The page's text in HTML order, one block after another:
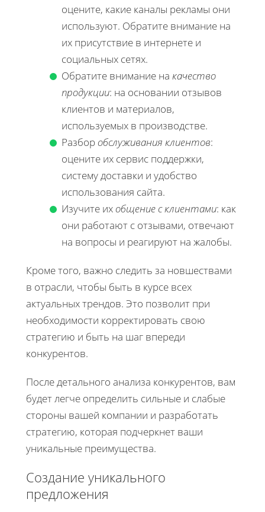
оцените, какие каналы рекламы они
используют. Обратите внимание на
их присутствие в интернете и
социальных сетях.
Обратите внимание на качество
продукции: на основании отзывов
клиентов и материалов,
используемых в производстве.
Разбор обслуживания клиентов:
оцените их сервис поддержки,
систему доставки и удобство
использования сайта.
Изучите ихобщение с клиентами: как
они работают с отзывами, отвечают
на вопросы и реагируют на жалобы.
Кроме того, важно следить за новшествами
в отрасли, чтобы быть в курсе всех
актуальных трендов. Это позволит при
необходимости корректировать свою
стратегию и быть на шаг впереди
конкурентов.
После детального анализа конкурентов, вам
будет легче определить сильные и слабые
стороны вашей компании и разработать
стратегию, которая подчеркнет ваши
уникальные преимущества.
Создание уникального
предложения